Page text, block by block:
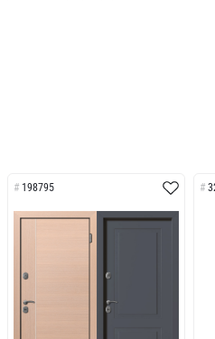
198795